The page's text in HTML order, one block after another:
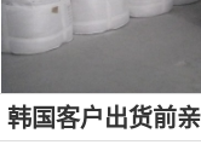
韩国客户出货前